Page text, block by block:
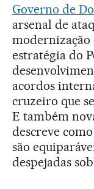
Governo de
arsenal de
modernização
estratégia do
acordos
cruzeiro que
E também
descreve
são
despejadas